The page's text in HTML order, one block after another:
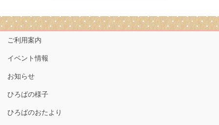
ご利用案内
イベント情報
お知らせ
ひろばの様子
ひろばのおたより